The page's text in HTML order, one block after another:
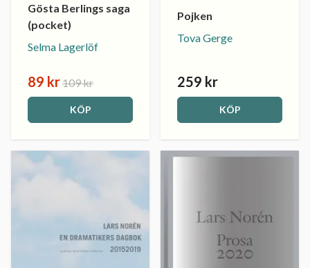
Gösta Berlings saga
(pocket)
Selma Lagerlöf
89 kr109 kr
KÖP
Pojken
Tova Gerge
259 kr
KÖP